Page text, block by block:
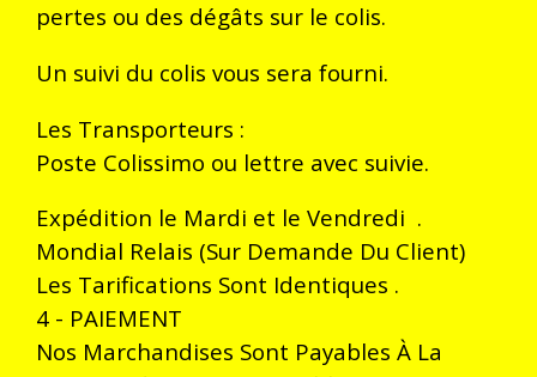
pertes ou des dégâts sur le colis.
Un suivi du colis vous sera fourni.
Les Transporteurs :
Poste Colissimo ou lettre avec suivie.
Expédition le Mardi et le Vendredi .
Mondial Relais (Sur Demande Du Client)
Les Tarifications Sont Identiques .
4 - PAIEMENT
Nos Marchandises Sont Payables À La